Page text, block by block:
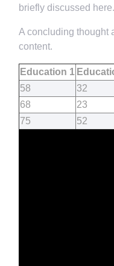
briefly discussed here.
A concluding thought
content.
Education 1
58
32
68
23
75
52